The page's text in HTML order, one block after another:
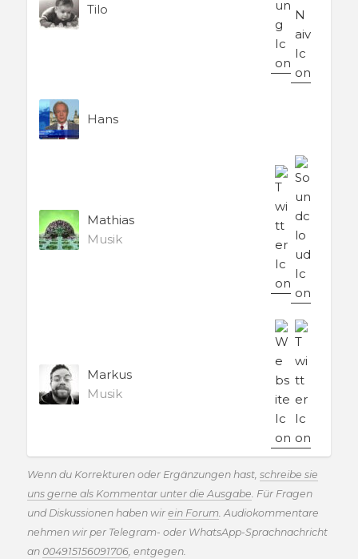
Tilo
Hans
Mathias
Musik
Markus
Musik
Wenn du Korrekturen oder Ergänzungen hast,schreibe sie
uns gerne als Kommentar unter die Ausgabe. Für Fragen
und Diskussionen haben wirein Forum. Audiokommentare
nehmen wir per Telegram- oder WhatsApp-Sprachnachricht
an004915156091706, entgegen.